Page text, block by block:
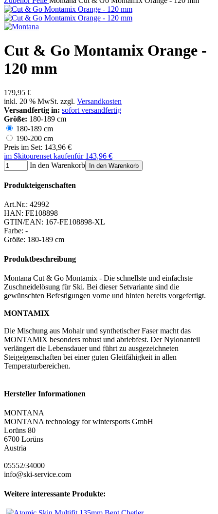
Cut & Go Montamix Orange -
120 mm
179,95 €
inkl. 20 % MwSt. zzgl. Versandkosten
Versandfertig in: sofort versandfertig
Größe: 180-189 cm
180-189 cm
190-200 cm
Preis im Set: 143,96 €
im Skitourenset kaufenfür 143,96 €
In den Warenkorb
In den Warenkorb
Produkteigenschaften
Art.Nr.: 42992
HAN: FE108898
GTIN/EAN: 167-FE108898-XL
Farbe: -
Größe: 180-189 cm
Produktbeschreibung
Montana Cut & Go Montamix - Die schnellste und einfachste
Zuschneidelösung für Ski. Bei dieser Setvariante sind die
gewünschten Befestigungen vorne und hinten bereits vorgefertigt.
MONTAMIX
Die Mischung aus Mohair und synthetischer Faser macht das
MONTAMIX besonders robust und abriebfest. Der Nylonanteil
verlängert die Lebensdauer und führt zu ausgezeichneten
Steigeigenschaften bei einer guten Gleitfähigkeit in allen
Temperaturbereichen.
Hersteller Informationen
MONTANA
MONTANA technology for wintersports GmbH
Lorüns 80
6700 Lorüns
Austria
05552/34000
info@ski-service.com
Weitere interessante Produkte: